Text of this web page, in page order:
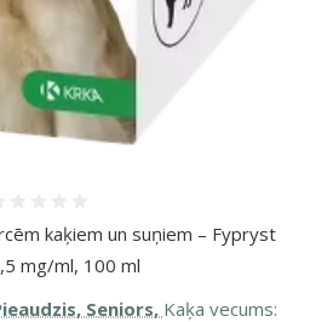
kaķiem un suņiem – Fypryst
mg/ml, 100 ml
Seniors, Kaķa vecums: